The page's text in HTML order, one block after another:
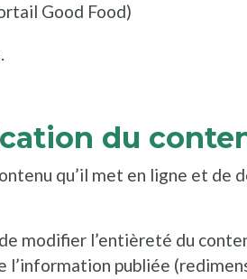
Good Food)
du
qu’il met en ligne et de
modifier l’entièreté du
publiée